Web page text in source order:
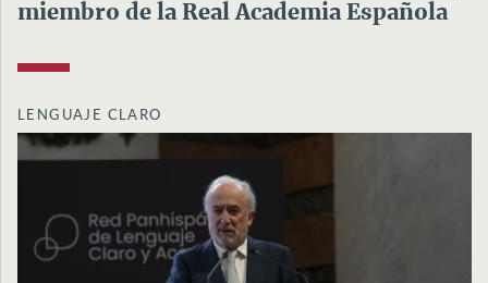
miembro de la Real Academia Española
LENGUAJE CLARO